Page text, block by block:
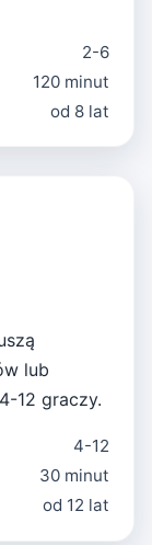
2-6
120 minut
od 8 lat
lub
12 graczy.
4-12
30 minut
od 12 lat